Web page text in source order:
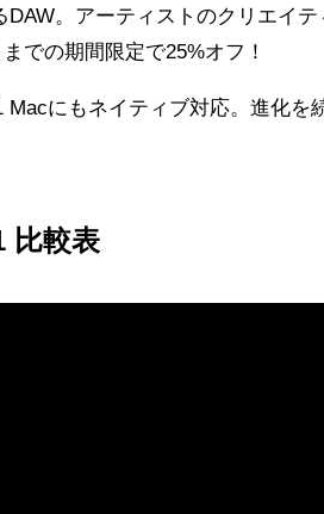
DAW。アーティストのクリエイ
での期間限定で25%オフ！
Macにもネイティブ対応。進化
比較表